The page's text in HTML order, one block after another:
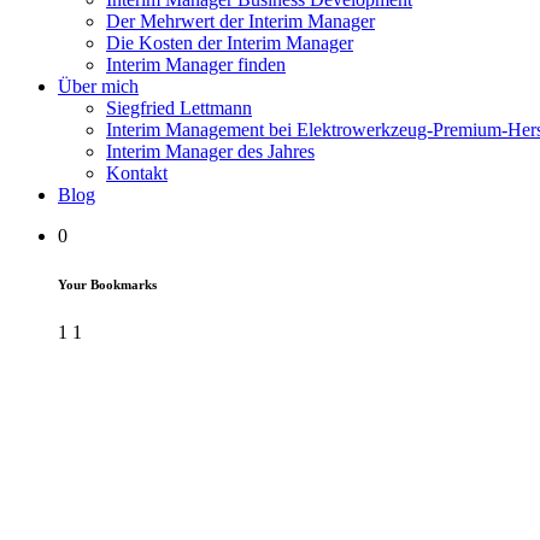
Der Mehrwert der Interim Manager
Die Kosten der Interim Manager
Interim Manager finden
Über mich
Siegfried Lettmann
Interim Management bei Elektrowerkzeug-Premium-
Interim Manager des Jahres
Kontakt
Blog
0
Your Bookmarks
1 1